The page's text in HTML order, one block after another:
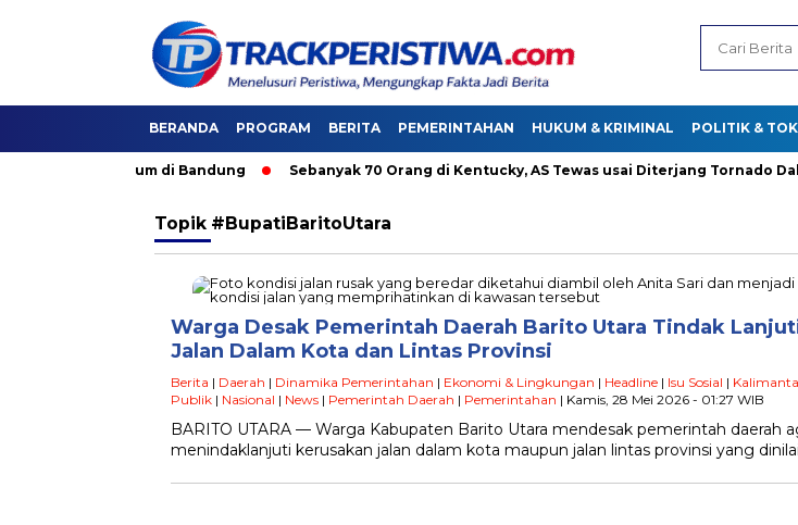
BERANDA PROGRAM BERITA PEMERINTAHAN HUKUM & KRIMINAL POLITIK &
Umum di Bandung Sebanyak 70 Orang di Kentucky, AS Tewas usai Diterjang Tornado
Topik #BupatiBaritoUtara
Warga Desak Pemerintah Daerah Barito Utara Tindak
Jalan Dalam Kota dan Lintas Provinsi
Berita | Daerah | Dinamika Pemerintahan | Ekonomi & Lingkungan | Headline | Isu Sosial |
Publik | Nasional | News | Pemerintah Daerah | Pemerintahan | Kamis, 28 Mei 2026 - 01:27 WIB
BARITO UTARA — Warga Kabupaten Barito Utara mendesak pemerintah daerah
menindaklanjuti kerusakan jalan dalam kota maupun jalan lintas provinsi yang